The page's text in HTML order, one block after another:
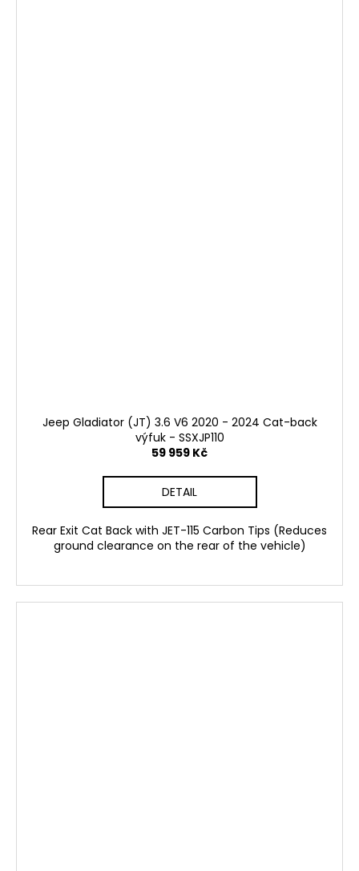
Jeep Gladiator (JT) 3.6 V6 2020 - 2024 Cat-back
výfuk - SSXJP110
59 959 Kč
DETAIL
Rear Exit Cat Back with JET-115 Carbon Tips (Reduces
ground clearance on the rear of the vehicle)